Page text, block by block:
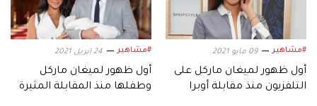
#مشاهير 09 مايو 2021
أول ظهور لميغان ماركل على
التلفزيون منذ مقابلة أوبرا
#مشاهير 24 ابريل 2021
أول ظهور لميغان ماركل
وطفلها منذ المقابلة المثيرة